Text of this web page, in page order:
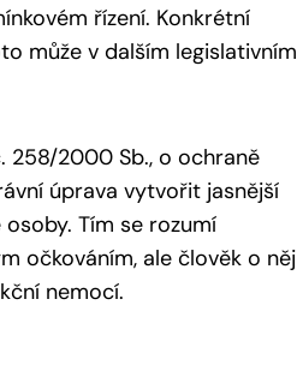
řízení. Konkrétní
může v dalším legislativním
258/2000 Sb., o ochraně
úprava vytvořit jasnější
Tím se rozumí
očkováním, ale člověk o něj
nemocí.